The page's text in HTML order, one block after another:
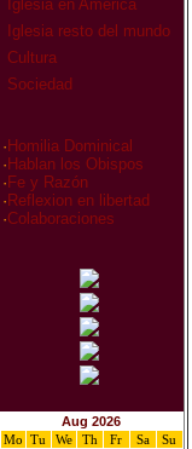
Iglesia en América
Iglesia resto del mundo
Cultura
Sociedad
· Homilia Dominical
· Hablan los Obispos
· Fe y Razón
· Reflexion en libertad
·Colaboraciones
Aug 2026
Mo
Tu We Th Fr Sa
Su